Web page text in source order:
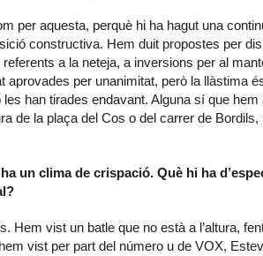
per aquesta, perquè hi ha hagut una
constructiva. Hem duit propostes per
a la neteja, a inversions per al
per unanimitat, però la llàstima
han tirades endavant. Alguna sí que
de la plaça del Cos o del carrer de
un clima de crispació. Què hi ha
Hem vist un batle que no està a l’altura,
vist per part del número u de VOX,